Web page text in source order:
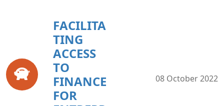
FACILITA
TING
ACCESS
TO
FINANCE
FOR
08 October 2022